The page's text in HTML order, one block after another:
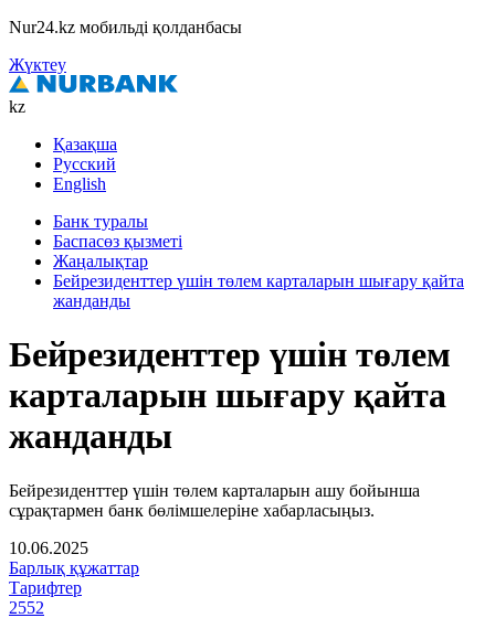
Nur24.kz мобильді қолданбасы
Жүктеу
kz
Қазақша
Русский
English
Банк туралы
Баспасөз қызметі
Жаңалықтар
Бейрезиденттер үшін төлем карталарын шығару қайта
жанданды
Бейрезиденттер үшін төлем
карталарын шығару қайта
жанданды
Бейрезиденттер үшін төлем карталарын ашу бойынша
сұрақтармен банк бөлімшелеріне хабарласыңыз.
10.06.2025
Барлық құжаттар
Тарифтер
2552